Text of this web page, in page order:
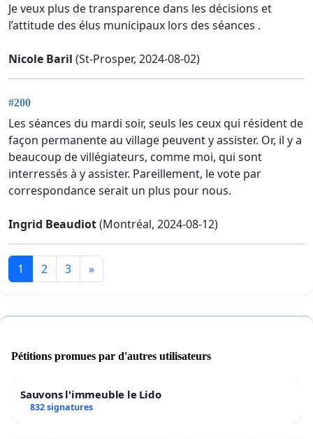
Je veux plus de transparence dans les décisions et
l’attitude des élus municipaux lors des séances .
Nicole Baril (St-Prosper, 2024-08-02)
#200
Les séances du mardi soir, seuls les ceux qui résident de
façon permanente au village peuvent y assister. Or, il y a
beaucoup de villégiateurs, comme moi, qui sont
interressés à y assister. Pareillement, le vote par
correspondance serait un plus pour nous.
Ingrid Beaudiot(Montréal, 2024-08-12)
1 2 3 »
Pétitions promues par d'autres utilisateurs
Sauvons l'immeuble le Lido
832 signatures